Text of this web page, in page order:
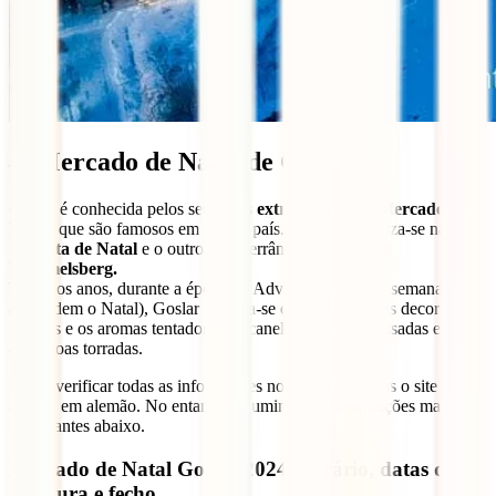
4. Mercado de Natal de Goslar
Goslar é conhecida pelos seus
dois extraordinários Mercados de
, que são famosos em todo o país. Um deles realiza-se na
Floresta de Natal e o outro é subterrâneo, na
Rammelsberg.
Todos os anos, durante a época do Advento (as quatro semanas que
antecedem o Natal), Goslar ilumina-se com o brilho das decorações
festivas e os aromas tentadores da canela, das maçãs assadas e das
amêndoas torradas.
Podes verificar todas as informações no
, mas o site está
apenas em alemão. No entanto, resumimos as informações mais
importantes abaixo.
Mercado de Natal Goslar 2024: horário, datas de